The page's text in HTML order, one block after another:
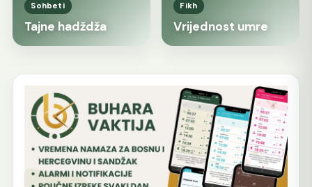
Sohbeti
Tajne hadždža
Fikh
Vrijednost umre